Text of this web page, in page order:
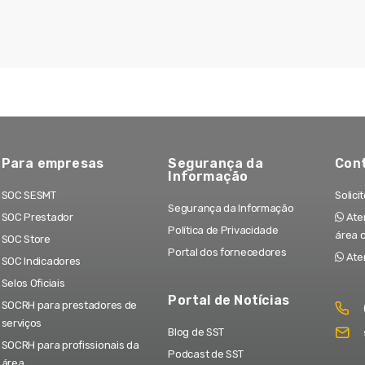
Para empresas
SOC SESMT
SOC Prestador
SOC Store
SOC Indicadores
Selos Oficiais
SOCRH para prestadores de
serviços
SOCRH para profissionais da
Segurança da
Informação
Segurança da Informação
Política de Privacidade
Portal dos fornecedores
Portal de Notícias
Blog de SST
Podcast de SST
área